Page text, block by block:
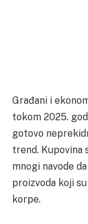
Građani i
tokom 2025.
gotovo
trend. Kupovina
mnogi navode
proizvoda koji
korpe.